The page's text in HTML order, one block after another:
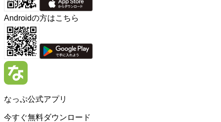
Androidの方はこちら
なっぷ公式アプリ
今すぐ無料ダウンロード